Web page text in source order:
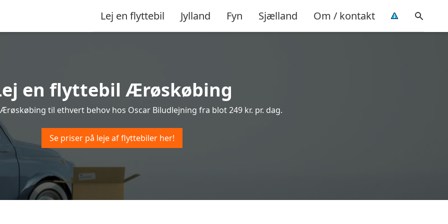
Lej en flyttebil Jylland Fyn Sjælland Om / kontakt
en flyttebil Ærøskøbing
til ethvert behov hos Oscar Biludlejning fra blot 249 kr. pr. dag.
Se priser på leje af flyttebiler her!